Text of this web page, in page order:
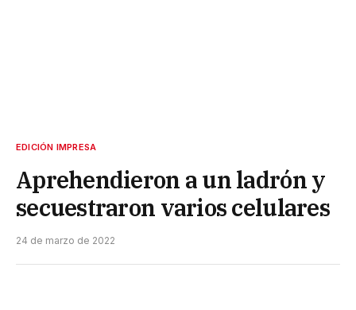
EDICIÓN IMPRESA
Aprehendieron a un ladrón y
secuestraron varios celulares
24 de marzo de 2022